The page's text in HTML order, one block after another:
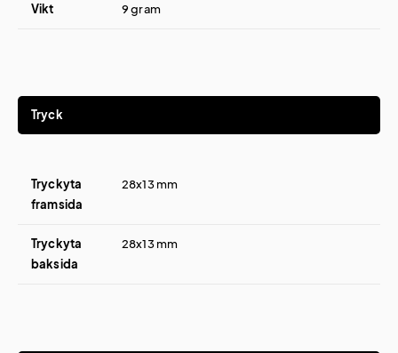
Vikt 9 gram
Tryck
Tryckyta
framsida
28x13 mm
Tryckyta
baksida
28x13 mm